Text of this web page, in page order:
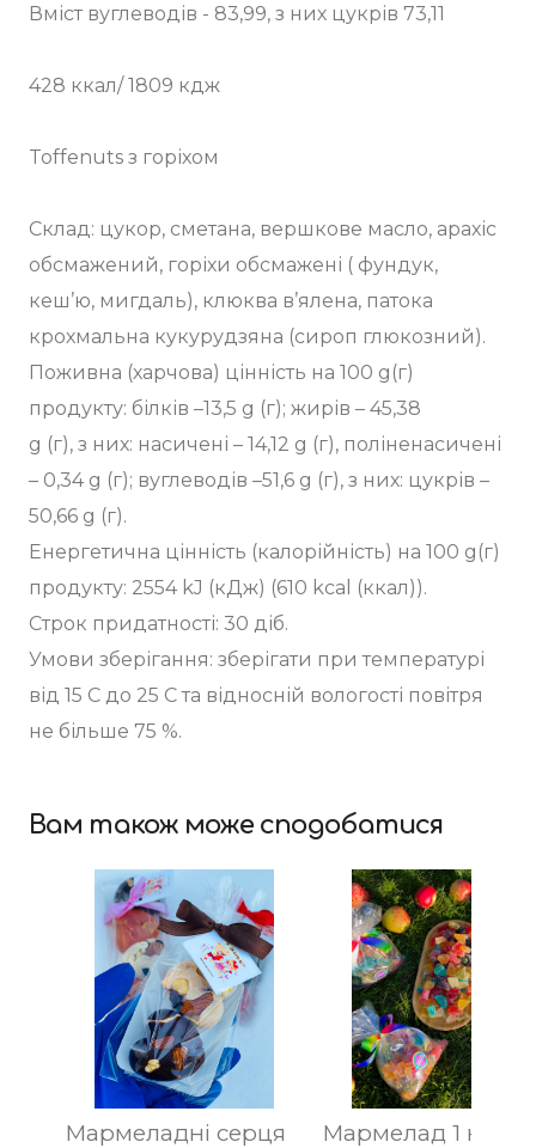
Вміст вуглеводів - 83,99, з них цукрів 73,11
428 ккал/ 1809 кдж
Toffenuts з горіхом
Склад: цукор, сметана, вершкове масло, арахіс
обсмажений, горіхи обсмажені ( фундук,
кеш’ю, мигдаль), клюква в’ялена, патока
крохмальна кукурудзяна (сироп глюкозний).
Поживна (харчова) цінність на 100 g(г)
продукту: білків –13,5 g (г); жирів – 45,38
g (г), з них: насичені – 14,12 g (г), поліненасичені
– 0,34 g (г); вуглеводів –51,6 g (г), з них: цукрів –
50,66 g (г).
Енергетична цінність (калорійність) на 100 g(г)
продукту: 2554 kJ (кДж) (610 kcal (ккал)).
Строк придатності: 30 діб.
Умови зберігання: зберігати при температурі
від 15 С до 25 С та відносній вологості повітря
не більше 75 %.
Вам також може сподобатися
Мармеладні серця
Мармелад 1 кг